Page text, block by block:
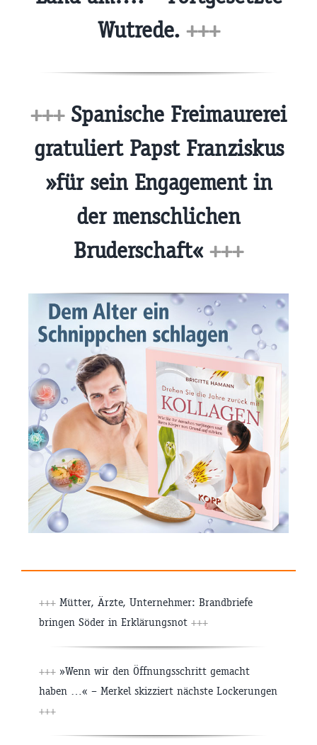
Wutrede. +++
+++Spanische Freimaurerei
gratuliert Papst Franziskus
»für sein Engagement in
der menschlichen
Bruderschaft« +++
+++ Mütter, Ärzte, Unternehmer: Brandbriefe
bringen Söder in Erklärungsnot +++
+++ »Wenn wir den Öffnungsschritt gemacht
haben …« – Merkel skizziert nächste Lockerungen
+++